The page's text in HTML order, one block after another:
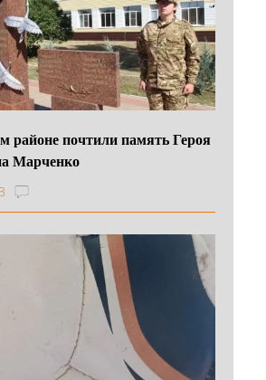
районе почтили память Героя
Марченко